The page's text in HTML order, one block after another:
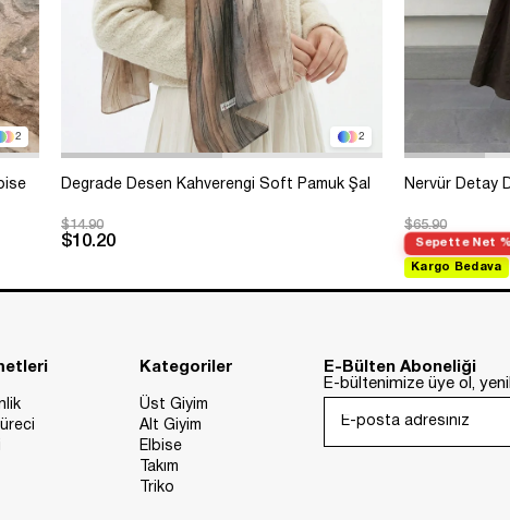
2 2
Degrade Desen Kahverengi Soft Pamuk Şal
$14.90
$10.20
Nervür Detay
$65.90
Sepette Net
Kargo Bedava
Kategoriler
Üst Giyim
Alt Giyim
Elbise
Takım
Triko
E-Bülten Aboneliği
E-bültenimize üye ol,